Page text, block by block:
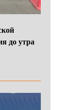
до утра